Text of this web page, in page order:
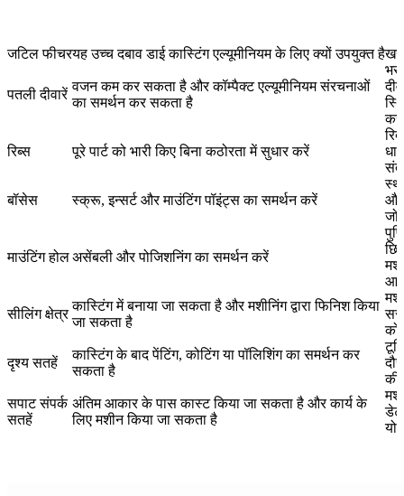
जटिल फीचरयह उच्च दबाव डाई कास्टिंग एल्यूमीनियम के लिए क्यों उपयुक्त है
पतली दीवारें
वजन कम कर सकता है और कॉम्पैक्ट एल्यूमीनियम संरचनाओं
का समर्थन कर सकता है
करें
रिब्स पूरे पार्ट को भारी किए बिना कठोरता में सुधार करें
बॉसेस स्क्रू, इन्सर्ट और माउंटिंग पॉइंट्स का समर्थन करें
माउंटिंग होलअसेंबली और पोजिशनिंग का समर्थन करें
सीलिंग क्षेत्र
कास्टिंग में बनाया जा सकता है और मशीनिंग द्वारा फिनिश किया
जा सकता है
को
दृश्य सतहें
कास्टिंग के बाद पेंटिंग, कोटिंग या पॉलिशिंग का समर्थन कर
सकता है
की
सपाट संपर्क
सतहें
अंतिम आकार के पास कास्ट किया जा सकता है और कार्य के
लिए मशीन किया जा सकता है